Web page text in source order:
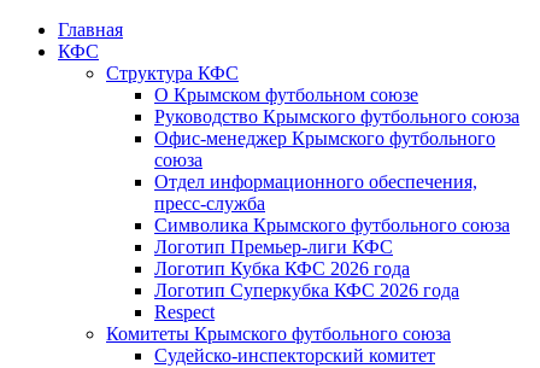
Главная
КФС
Структура КФС
О Крымском футбольном союзе
Руководство Крымского футбольного союза
Офис-менеджер Крымского футбольного
союза
Отдел информационного обеспечения,
пресс-служба
Символика Крымского футбольного союза
Логотип Премьер-лиги КФС
Логотип Кубка КФС 2026 года
Логотип Суперкубка КФС 2026 года
Respect
Комитеты Крымского футбольного союза
Судейско-инспекторский комитет